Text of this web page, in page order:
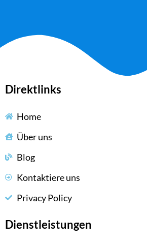
Direktlinks
Home
Über uns
Blog
Kontaktiere uns
Privacy Policy
Dienstleistungen